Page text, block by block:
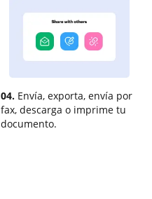
04. Envía, exporta, envía por
fax, descarga o imprime tu
documento.